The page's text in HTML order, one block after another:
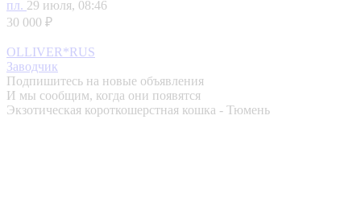
пл. 29 июля, 08:46
30 000 ₽
OLLIVER*RUS
Заводчик
Подпишитесь на новые объявления
И мы сообщим, когда они появятся
Экзотическая короткошерстная кошка - Тюмень